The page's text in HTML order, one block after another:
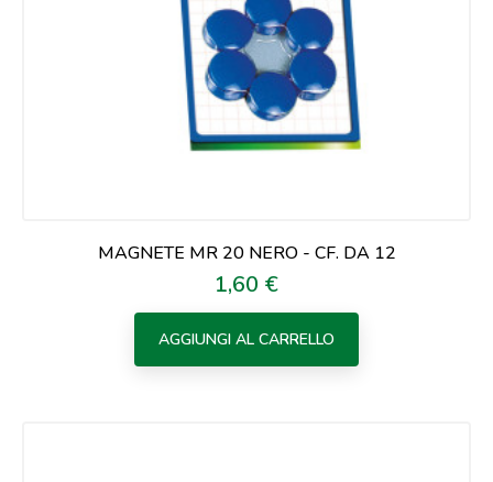
MAGNETE MR 20 NERO - CF. DA 12
Prezzo
1,60 €
AGGIUNGI AL CARRELLO